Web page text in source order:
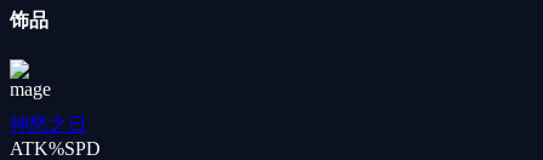
饰品
神怒之日
ATK%SPD